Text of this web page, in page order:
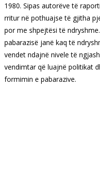
1980. Sipas autorëve të
rritur në pothuajse të gjitha
por me shpejtësi të
pabarazisë janë kaq të
vendet ndajnë nivele të
vendimtar që luajnë politikat
formimin e pabarazive.